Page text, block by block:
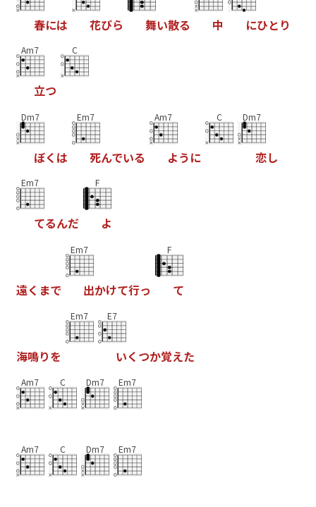
春には 花びら 舞い散る 中 にひと り
Am7
立つ
C
Dm7
ぼく は
Em7
死んでいる
Am7
よう に
C Dm7
恋し
Em7
てるんだ
F
よ
遠く まで
Em7
出かけて行っ
F
て
海鳴りを
Em7 E7
いく つか覚えた
Am7 C Dm7 Em7
Am7 C Dm7 Em7